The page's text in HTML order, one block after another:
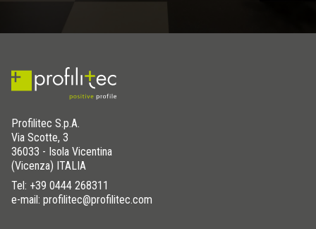
Profilitec S.p.A.
Via Scotte, 3
36033 - Isola Vicentina
(Vicenza) ITALIA
Tel: +39 0444 268311
e-mail: profilitec@profilitec.com